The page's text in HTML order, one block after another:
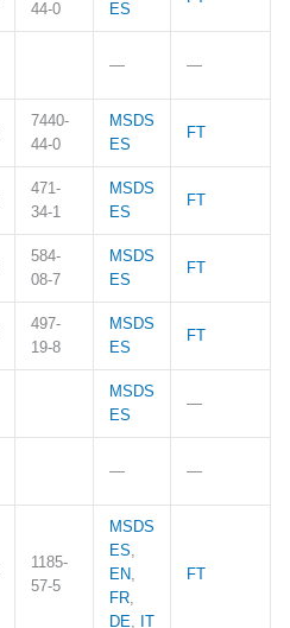
44-0 ES
— —
7440-
44-0
MSDS
ES
FT
471-
34-1
MSDS
ES
FT
584-
08-7
MSDS
ES
FT
497-
19-8
MSDS
ES
FT
MSDS
ES
—
— —
1185-
57-5
MSDS
ES,
EN,
FR,
DE, IT
FT